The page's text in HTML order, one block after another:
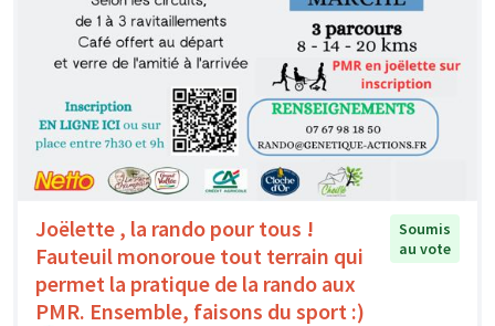
Joëlette , la rando pour tous !
Fauteuil monoroue tout terrain qui
permet la pratique de la rando aux
PMR. Ensemble, faisons du sport :)
Soumis
au vote